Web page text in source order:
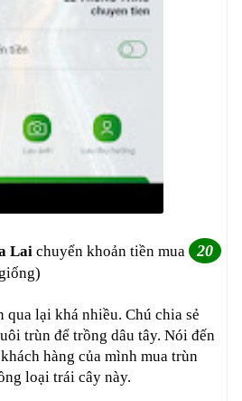
Lai chuyển khoản tiền mua 20
qua lại khá nhiều. Chú chia sẻ
trùn để trồng dâu tây. Nói đến
hàng của mình mua trùn
loại trái cây này.